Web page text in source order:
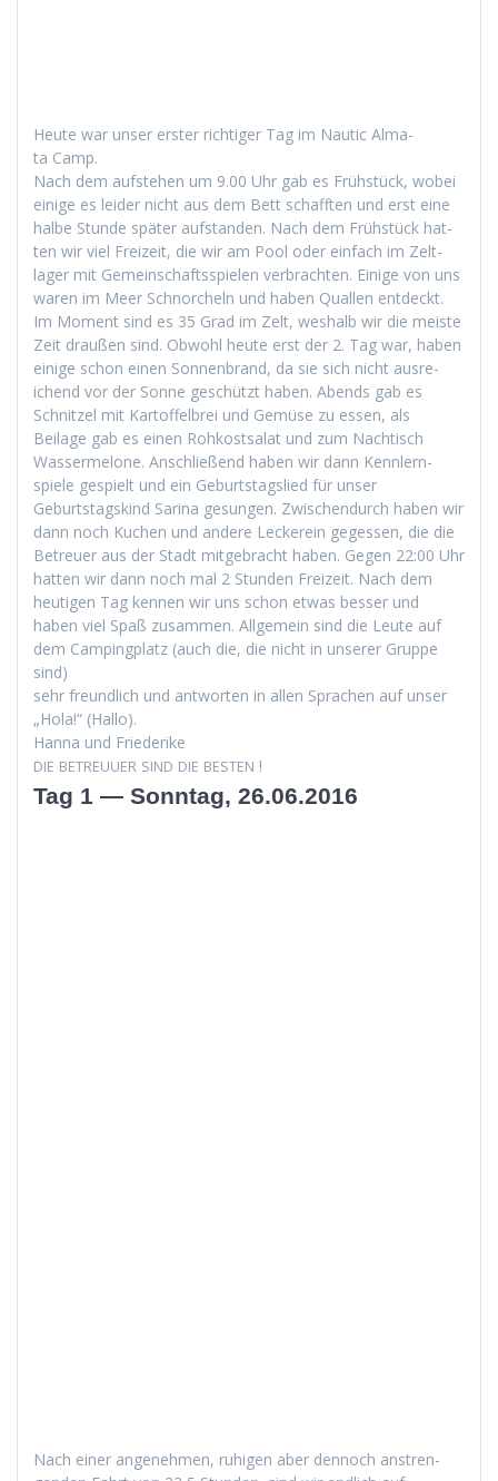
Heute war unser erster richtiger Tag im Nau­tic Alma­
ta Camp.
Nach dem auf­ste­hen um 9.00 Uhr gab es Früh­stück, wobei
einige es lei­der nicht aus dem Bett schafften und erst eine
halbe Stunde später auf­s­tanden. Nach dem Früh­stück hat­
ten wir viel Freizeit, die wir am Pool oder ein­fach im Zelt­
lager mit Gemein­schaftsspie­len ver­bracht­en. Einige von uns
waren im Meer Schnorcheln und haben Quallen ent­deckt.
Im Moment sind es 35 Grad im Zelt, weshalb wir die meiste
Zeit draußen sind. Obwohl heute erst der 2. Tag war, haben
einige schon einen Son­nen­brand, da sie sich nicht aus­re­
ichend vor der Sonne geschützt haben. Abends gab es
Schnitzel mit Kartof­fel­brei und Gemüse zu essen, als
Beilage gab es einen Rohkost­salat und zum Nachtisch
Wasser­mel­one. Anschließend haben wir dann Kennlern­
spiele gespielt und ein Geburt­stagslied für unser
Geburt­stagskind Sari­na gesun­gen. Zwis­chen­durch haben wir
dann noch Kuchen und andere Leck­ere­in gegessen, die die
Betreuer aus der Stadt mit­ge­bracht haben. Gegen 22:00 Uhr
hat­ten wir dann noch mal 2 Stun­den Freizeit. Nach dem
heuti­gen Tag ken­nen wir uns schon etwas bess­er und
haben viel Spaß zusam­men. All­ge­mein sind die Leute auf
dem Camp­ing­platz (auch die, die nicht in unser­er Gruppe
sind)
sehr fre­undlich und antworten in allen Sprachen auf unser
„Hola!“ (Hal­lo).
Han­na und Friederike
DIE BETREUUER SIND DIE BESTEN !
Tag 1 — Sonntag, 26.06.2016
Nach ein­er angenehmen, ruhi­gen aber den­noch anstren­